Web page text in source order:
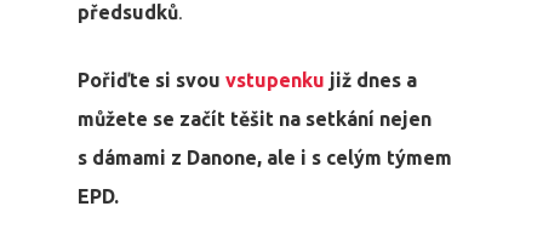
předsudků.
Pořiďte si svou vstupenku již dnes a
můžete se začít těšit na setkání nejen
s dámami z Danone, ale i s celým týmem
EPD.